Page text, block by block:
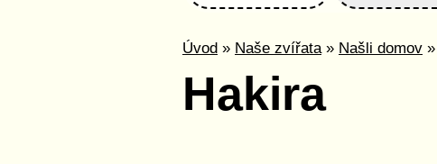
Úvod » Naše zvířata» Našli domov
Hakira